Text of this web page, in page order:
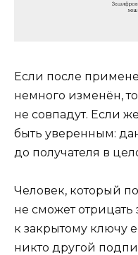
Если после
немного изменён,
не совпадут. Если
быть уверенным:
до получателя в
Человек, который
не сможет отрицать
к закрытому ключу
никто другой